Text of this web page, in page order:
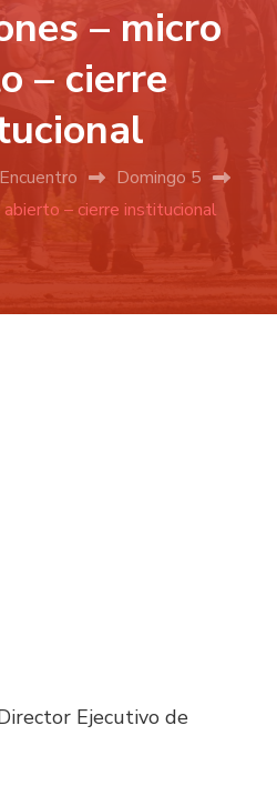
– micro
– cierre
Domingo 5
abierto – cierre institucional
Ejecutivo de